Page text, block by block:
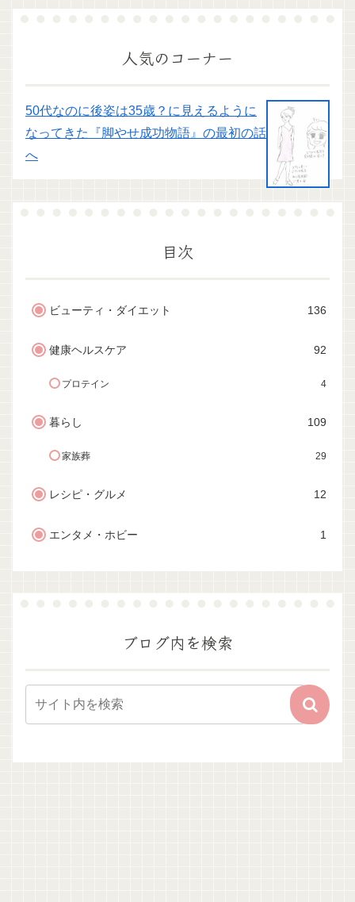
人気のコーナー
50代なのに後姿は35歳？に見えるように
なってきた『脚やせ成功物語』の最初の話
へ
目次
ビューティ・ダイエット 136
健康ヘルスケア 92
プロテイン 4
暮らし 109
家族葬 29
レシピ・グルメ 12
エンタメ・ホビー 1
ブログ内を検索